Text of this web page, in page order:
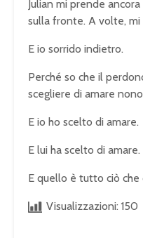
Julian mi prende
sulla fronte. A volte, mi
E io sorrido indietro.
Perché so che il
scegliere di amare
E io ho scelto di amare.
E lui ha scelto di amare.
E quello è tutto ciò che
Visualizzazioni: 150